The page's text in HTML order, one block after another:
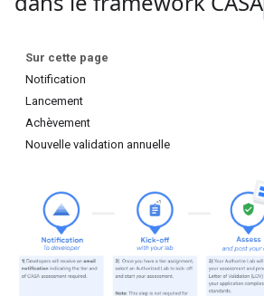
Sur cette page
Notification
Lancement
Achèvement
Nouvelle validation annuelle